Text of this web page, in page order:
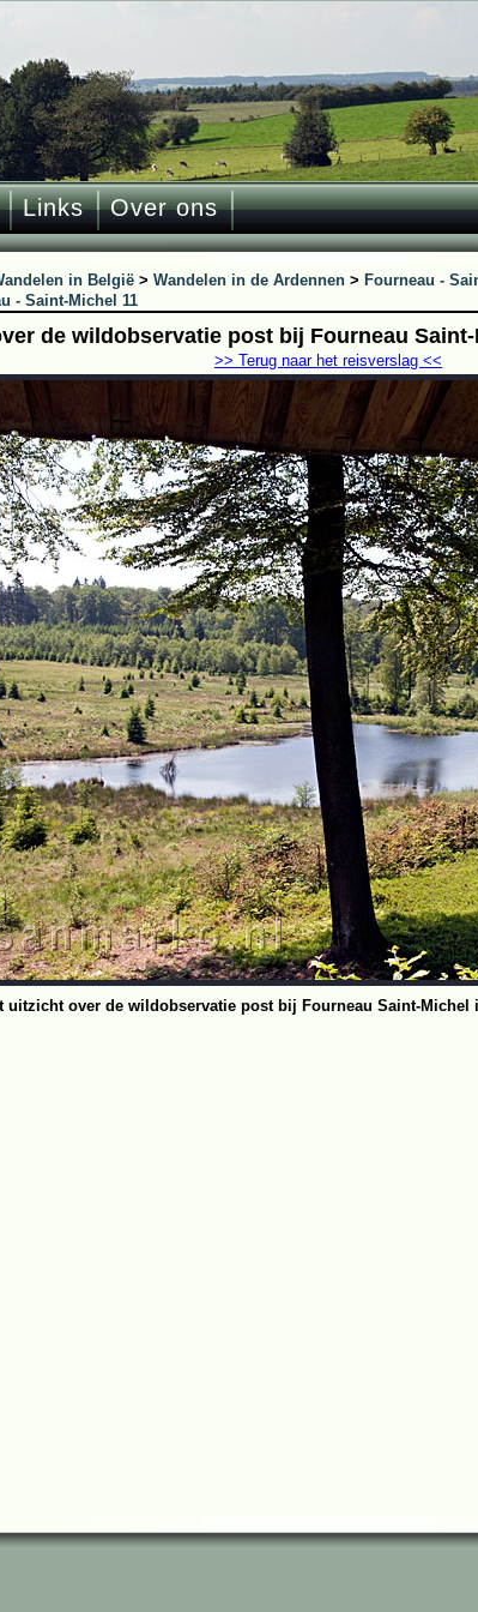
Links Over ons
in België > Wandelen in de Ardennen > Fourneau -
- Saint-Michel 11
de wildobservatie post bij Fourneau Saint-
>> Terug naar het reisverslag <<
uitzicht over de wildobservatie post bij Fourneau Saint-Michel